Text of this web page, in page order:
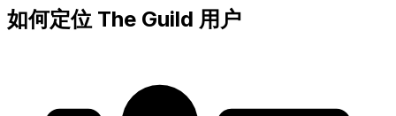
如何定位 The Guild 用户